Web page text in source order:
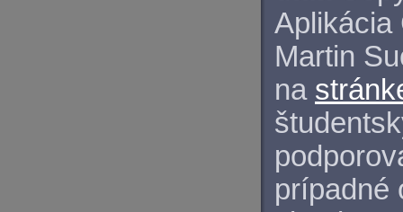
Aplikácia
Martin
na
prípadné